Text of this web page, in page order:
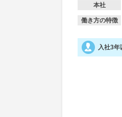
本社
働き方の特徴
入社3